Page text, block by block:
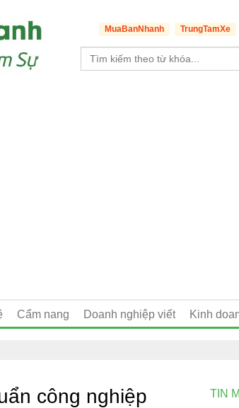
MuaBanNhanh
TrungTamXe
Cẩm nang Doanh nghiệp viết Kinh
công nghiệp
TIN